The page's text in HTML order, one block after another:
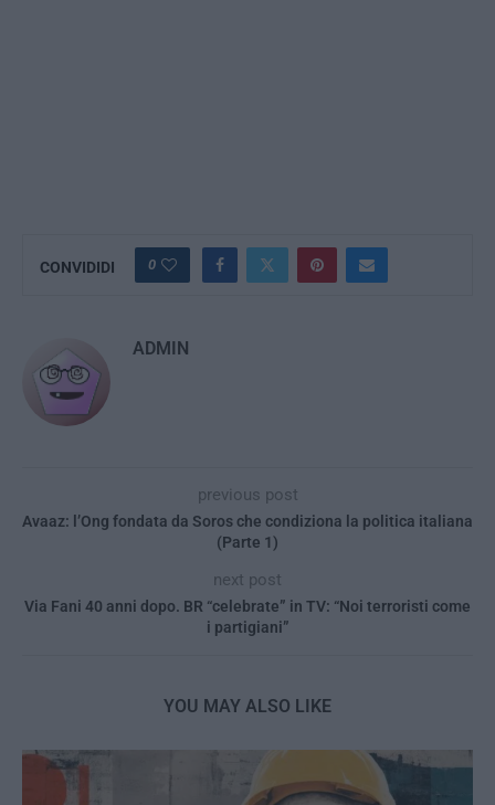
CONVIDIDI 0
ADMIN
previous post
Avaaz: l’Ong fondata da Soros che condiziona la politica italiana
(Parte 1)
next post
Via Fani 40 anni dopo. BR “celebrate” in TV: “Noi terroristi come
i partigiani”
YOU MAY ALSO LIKE